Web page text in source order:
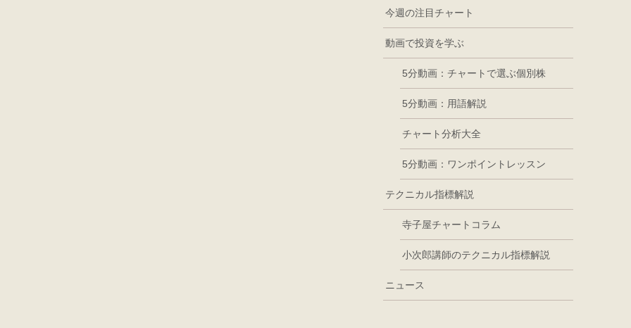
今週の注目チャート
動画で投資を学ぶ
5分動画：チャートで選ぶ個別株
5分動画：用語解説
チャート分析大全
5分動画：ワンポイントレッスン
テクニカル指標解説
寺子屋チャートコラム
小次郎講師のテクニカル指標解説
ニュース